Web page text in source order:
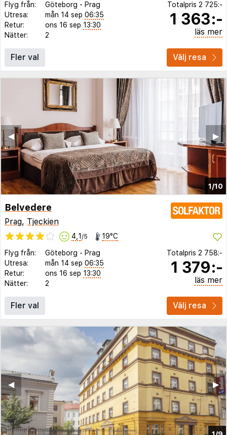
Flyg från: Göteborg - Prag
Utresa:
mån 14 sep 06:35
Retur:
ons 16 sep 13:30
Nätter:
2
Totalpris 2 725:-
1 363:-
läs mer
Fler val Välj resa
1/10
▶︎
◀︎
Belvedere
Prag, Tjeckien
4,1 /5 19°C
Flyg från: Göteborg - Prag
Utresa:
mån 14 sep 06:35
Retur:
ons 16 sep 13:30
Nätter:
2
Totalpris 2 758:-
1 379:-
läs mer
Fler val Välj resa
▶︎
◀︎